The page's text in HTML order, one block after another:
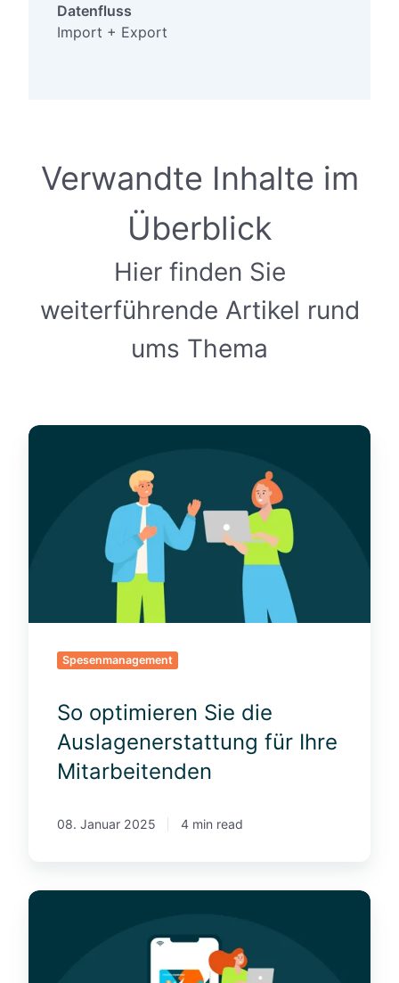
Datenfluss
Import + Export
Verwandte Inhalte im
Überblick
Hier finden Sie
weiterführende Artikel rund
ums Thema
S
r
a
Spesenmanagement
So optimieren Sie die
Auslagenerstattung für Ihre
Mitarbeitenden
08. Januar 2025 4 min read
F